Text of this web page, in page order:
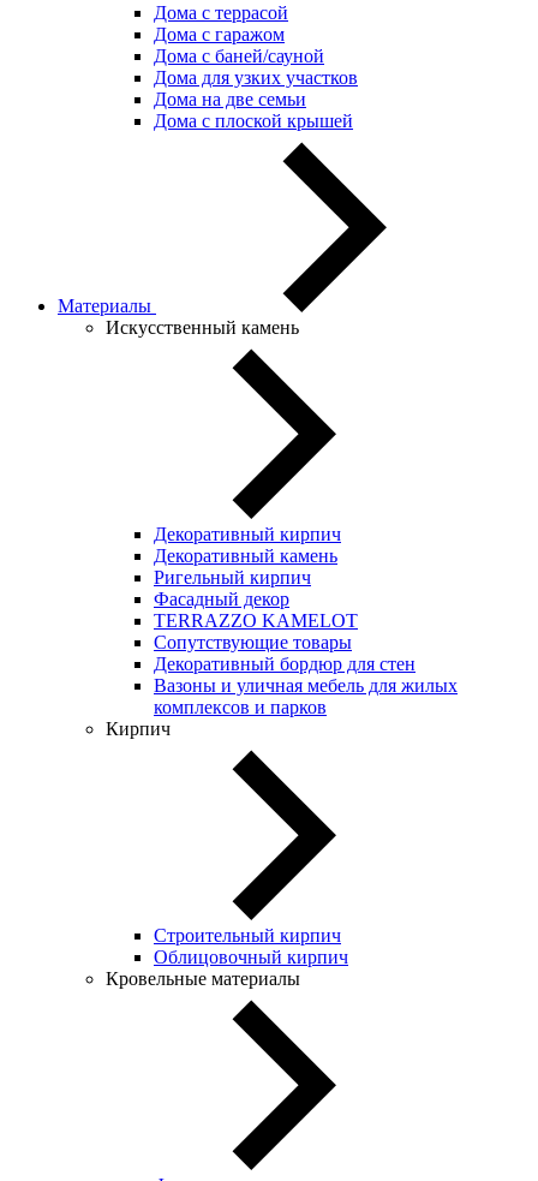
Дома с террасой
Дома с гаражом
Дома с баней/сауной
Дома для узких участков
Дома на две семьи
Дома с плоской крышей
Материалы
Искусственный камень
Декоративный кирпич
Декоративный камень
Ригельный кирпич
Фасадный декор
TERRAZZO KAMELOT
Сопутствующие товары
Декоративный бордюр для стен
Вазоны и уличная мебель для жилых
комплексов и парков
Кирпич
Строительный кирпич
Облицовочный кирпич
Кровельные материалы